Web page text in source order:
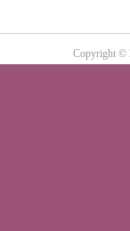
Copyright ©